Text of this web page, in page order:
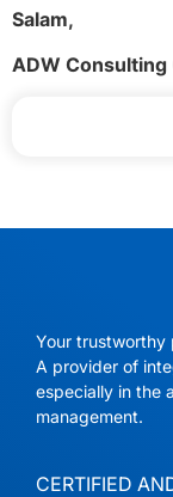
Salam,
ADW Consulting
Your trustworthy
A provider of
especially in the
management.
CERTIFIED